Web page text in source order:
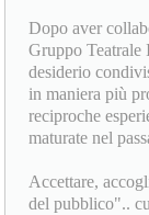
Dopo aver
Gruppo
desiderio
in maniera più
reciproche
maturate nel
Accettare,
del pubblico"..